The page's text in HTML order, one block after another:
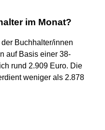
im Monat?
Buchhalter/innen
auf Basis einer 38-
rund 2.909 Euro. Die
weniger als 2.878